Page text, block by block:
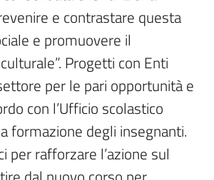
e contrastare questa
e promuovere il
Progetti con Enti
per le pari opportunità e
con l’Ufficio scolastico
formazione degli insegnanti.
per rafforzare l’azione sul